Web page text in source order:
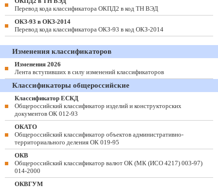
Перевод кода классификатора ОКПД2 в код ТН ВЭД
ОКЗ-93 в ОКЗ-2014
Перевод кода классификатора ОКЗ-93 в код ОКЗ-2014
Изменения классификаторов
Изменения 2026
Лента вступивших в силу изменений классификаторов
Классификаторы общероссийские
Классификатор ЕСКД
Общероссийский классификатор изделий и конструкторских
документов ОК 012-93
ОКАТО
Общероссийский классификатор объектов административно-
территориального деления ОК 019-95
ОКВ
Общероссийский классификатор валют ОК (МК (ИСО 4217) 003-97)
014-2000
ОКВГУМ